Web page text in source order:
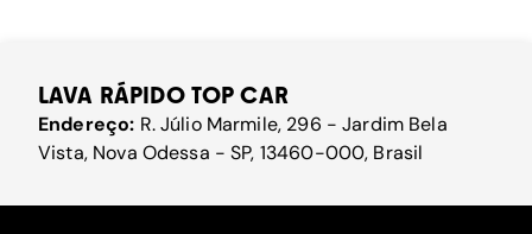
LAVA RÁPIDO TOP CAR
Endereço: R. Júlio Marmile, 296 - Jardim Bela
Vista, Nova Odessa - SP, 13460-000, Brasil